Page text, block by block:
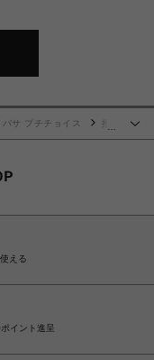
サ プチチョイス
推
える
イント進呈